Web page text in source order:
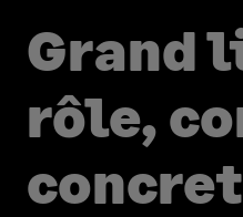
Grand
rôle,
concret